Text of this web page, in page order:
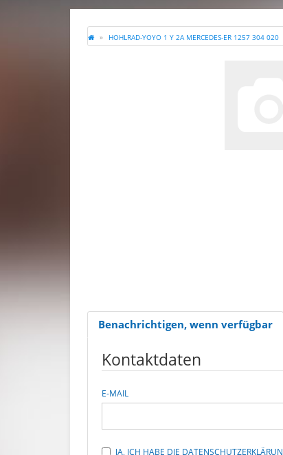
HOHLRAD-YOYO 1 Y 2A MERCEDES-ER 1257 304 020
Benachrichtigen, wenn verfügbar
Kontaktdaten
E-MAIL
JA, ICH HABE DIE